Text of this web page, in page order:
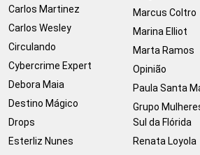
Carlos Martinez
Carlos Wesley
Circulando
Cybercrime Expert
Debora Maia
Destino Mágico
Drops
Esterliz Nunes
Marcus Coltro
Marina Elliot
Marta Ramos
Opinião
Paula Santa
Grupo
Sul da Flórida
Renata Loyola